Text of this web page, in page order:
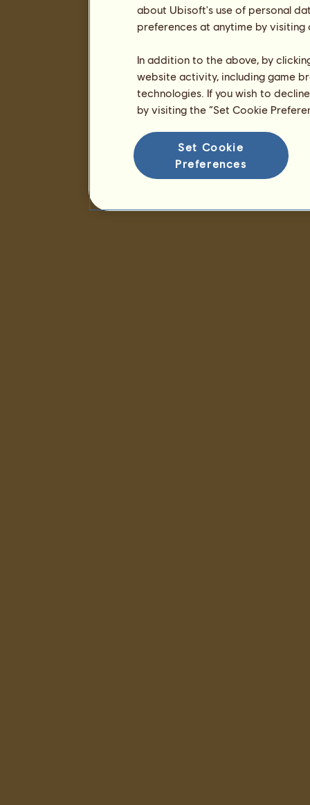
about Ubisoft's use of personal
preferences at anytime by
In addition to the above, by
website activity, including game
technologies. If you wish to
by visiting the “Set Cookie
Set Cookie
Preferences